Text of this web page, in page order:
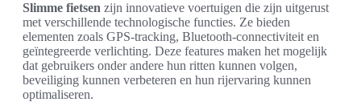
Slimme fietsen zijn innovatieve voertuigen die zijn uitgerust
met verschillende technologische functies. Ze bieden
elementen zoals GPS-tracking, Bluetooth-connectiviteit en
geïntegreerde verlichting. Deze features maken het mogelijk
dat gebruikers onder andere hun ritten kunnen volgen,
beveiliging kunnen verbeteren en hun rijervaring kunnen
optimaliseren.